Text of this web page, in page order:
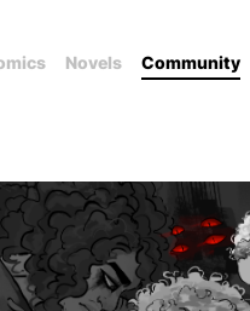
Novels Community